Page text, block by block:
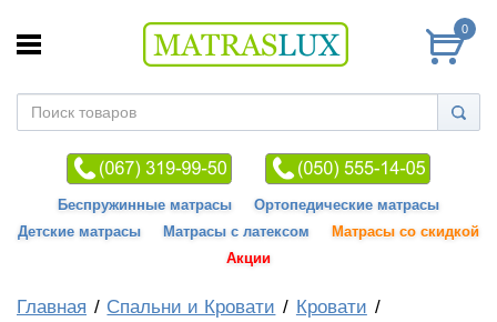
0
Беспружинные матрасы
Ортопедические матрасы
Детские матрасы
Матрасы с латексом
Матрасы со скидкой
Акции
Главная Спальни и Кровати
Кровати